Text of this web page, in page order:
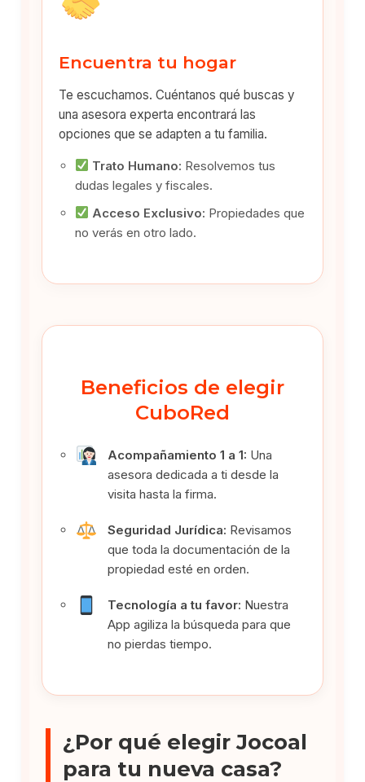
Encuentra tu hogar
Te escuchamos. Cuéntanos qué buscas y
una asesora experta encontrará las
opciones que se adapten a tu familia.
Trato Humano: Resolvemos tus
dudas legales y fiscales.
Acceso Exclusivo: Propiedades que
no verás en otro lado.
Beneficios de elegir
CuboRed
Acompañamiento 1 a 1: Una
asesora dedicada a ti desde la
visita hasta la firma.
Seguridad Jurídica: Revisamos
que toda la documentación de la
propiedad esté en orden.
Tecnología a tu favor: Nuestra
App agiliza la búsqueda para que
no pierdas tiempo.
¿Por qué elegir Jocoal
para tu nueva casa?